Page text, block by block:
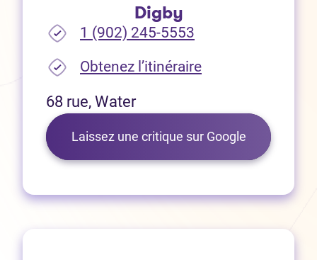
Digby
1 (902) 245-5553
Obtenez l’itinéraire(Ouvre dans un
68 rue, Water
Laissez une critique sur Google(Ouvre